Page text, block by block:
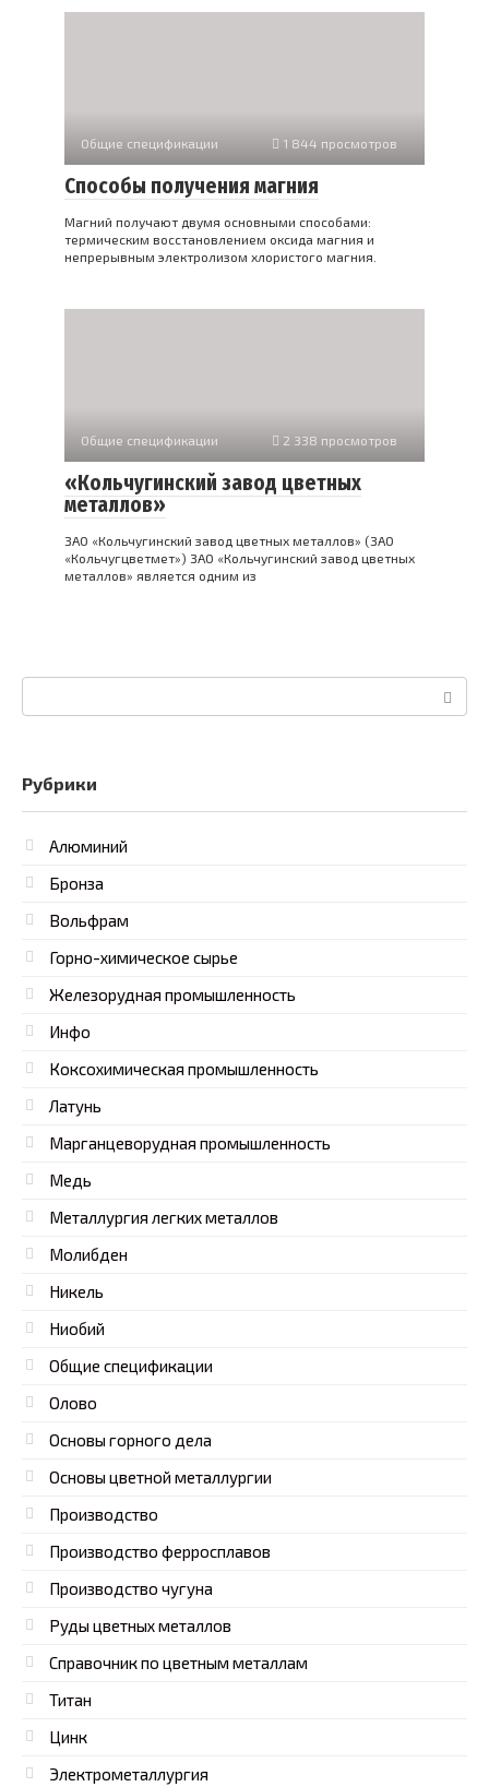
Общие спецификации 1 844 просмотров
Способы получения магния
Магний получают двумя основными способами:
термическим восстановлением оксида магния и
непрерывным электролизом хлористого магния.
Общие спецификации 2 338 просмотров
«Кольчугинский завод цветных
металлов»
ЗАО «Кольчугинский завод цветных металлов» (ЗАО
«Кольчугцветмет») ЗАО «Кольчугинский завод цветных
металлов» является одним из
Поиск:
Рубрики
Алюминий
Бронза
Вольфрам
Горно-химическое сырье
Железорудная промышленность
Инфо
Коксохимическая промышленность
Латунь
Марганцеворудная промышленность
Медь
Металлургия легких металлов
Молибден
Никель
Ниобий
Общие спецификации
Олово
Основы горного дела
Основы цветной металлургии
Производство
Производство ферросплавов
Производство чугуна
Руды цветных металлов
Справочник по цветным металлам
Титан
Цинк
Электрометаллургия